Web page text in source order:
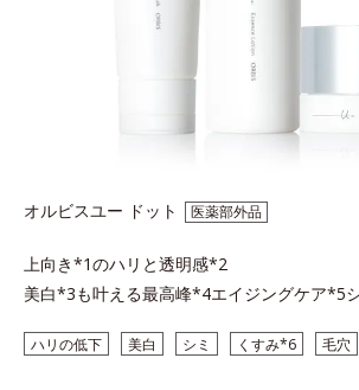
オルビスユー ドット 医薬部外品
上向き*1のハリと透明感*2
美白*3も叶える最高峰*4エイジングケア*5
ハリの低下 美白 シミ くすみ*6 毛穴